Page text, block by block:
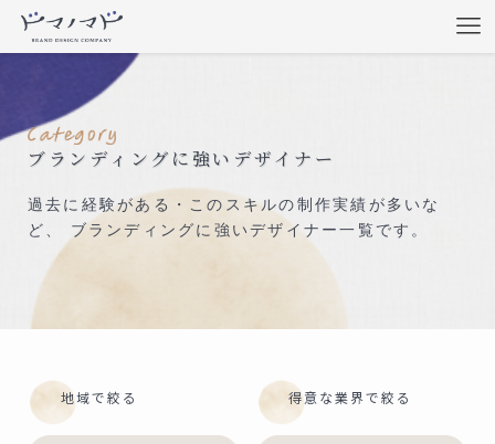
ブランディングに強いデザイナー
過去に経験がある・このスキルの制作実績が多いな
ど、 ブランディングに強いデザイナー一覧です。
地域で絞る 得意な業界で絞る